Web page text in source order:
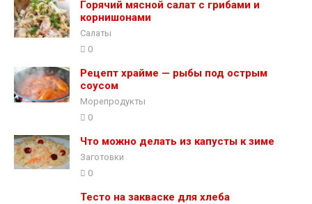
Горячий мясной салат с грибами и
корнишонами
Салаты
0
Рецепт храйме — рыбы под острым
соусом
Морепродукты
0
Что можно делать из капусты к зиме
Заготовки
0
Тесто на закваске для хлеба